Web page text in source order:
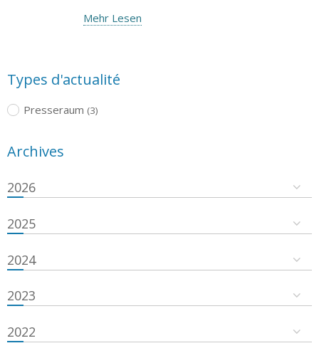
Mehr Lesen
Types d'actualité
Presseraum (3)
Archives
2026
2025
2024
2023
2022